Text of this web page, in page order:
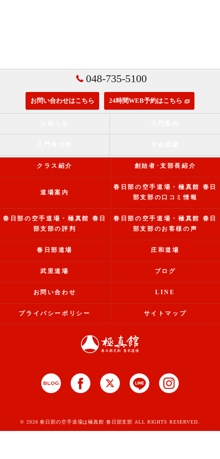
048-735-5100
お問い合わせはこちら 24時間WEB予約はこちら
クラス紹介 創始者･支部長紹介
道場案内
春日部の空手道場・極真館 春日
部支部の口コミ情報
春日部の空手道場・極真館 春日
部支部の評判
春日部の空手道場・極真館 春日
部支部のお客様の声
春日部道場 庄和道場
武里道場 ブログ
お問い合わせ LINE
プライバシーポリシー サイトマップ
© 2026 春日部の空手道場は極真館 春日部支部 ALL RIGHTS RESERVED.